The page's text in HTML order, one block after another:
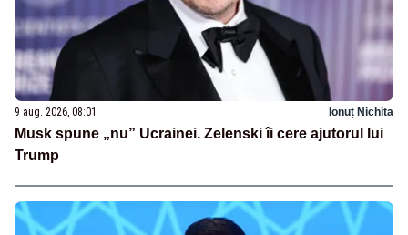
9 aug. 2026, 08:01 Ionuț Nichita
Musk spune „nu” Ucrainei. Zelenski îi cere ajutorul lui
Trump